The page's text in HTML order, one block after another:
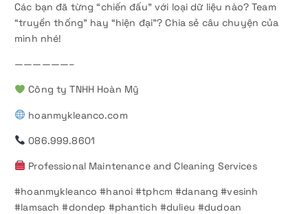
Các bạn đã từng “chiến đấu” với loại dữ liệu nào? Team
“truyền thống” hay “hiện đại”? Chia sẻ câu chuyện của
mình nhé!
——————–
Công ty TNHH Hoàn Mỹ
hoanmykleanco.com
086.999.8601
Professional Maintenance and Cleaning Services
#hoanmykleanco #hanoi #tphcm #danang #vesinh
#lamsach #dondep #phantich #dulieu #dudoan